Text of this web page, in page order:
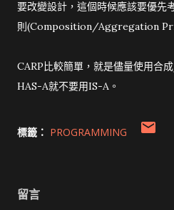
要改變設計，這個時候應該要優
則(Composition/Aggregation
CARP比較簡單，就是儘量使用合
HAS-A就不要用IS-A。
標籤： PROGRAMMING
留言